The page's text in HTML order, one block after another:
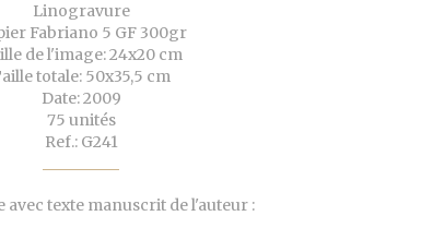
Linogravure
Fabriano 5 GF 300gr
de l'image: 24x20 cm
totale: 50x35,5 cm
Date: 2009
75 unités
Ref.: G241
texte manuscrit de l'auteur :